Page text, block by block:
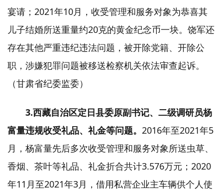
宴请；2021年10月，收受管理和服务对象为恭喜其
儿子结婚所送重量约20克的黄金纪念币一块。饶军还
存在其他严重违纪违法问题，被开除党籍、开除公
职，涉嫌犯罪问题被移送检察机关依法审查起诉。
（甘肃省纪委监委）
3.西藏自治区定日县委原副书记、二级调研员杨
富量违规收受礼品、礼金等问题。 2016年至2021年5
月，杨富量先后多次收受管理和服务对象所送虫草、
香烟、茶叶等礼品、礼金折合共计3.576万元；2020
年11月至2021年3月，借用私营企业主车辆供个人使